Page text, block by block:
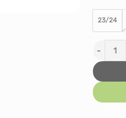
23/24
AQUA